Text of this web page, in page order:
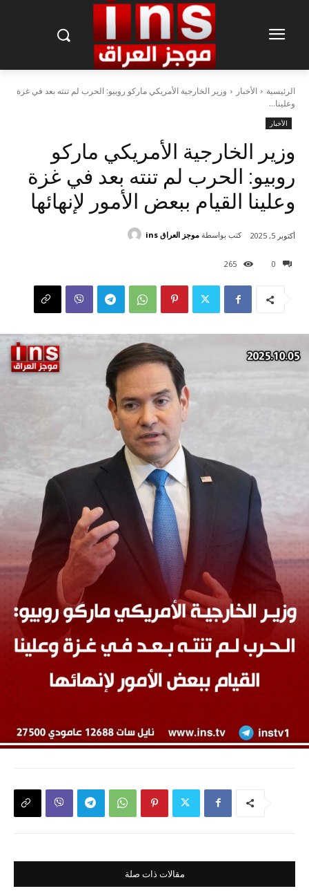
الرئيسية الأخبار
وزير الخارجية الأمريكي ماركو روبيو: الحرب لم تنته بعد في غزة
وعلينا...
الأخبار
وزير الخارجية الأمريكي ماركو
روبيو: الحرب لم تنته بعد في غزة
وعلينا القيام ببعض الأمور لإنهائها
0
265
أكتوبر 5, 2025 كتب بواسطة موجز العراق ins
مقالات ذات صلة